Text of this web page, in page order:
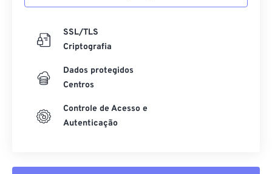
SSL/TLS
Criptografia
Dados protegidos
Centros
Controle de Acesso e
Autenticação